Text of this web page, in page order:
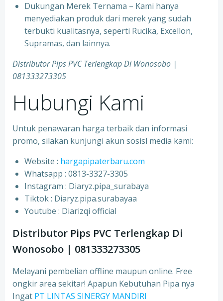
Dukungan Merek Ternama – Kami hanya
menyediakan produk dari merek yang sudah
terbukti kualitasnya, seperti Rucika, Excellon,
Supramas, dan lainnya.
Distributor Pips PVC Terlengkap Di Wonosobo |
081333273305
Hubungi Kami
Untuk penawaran harga terbaik dan informasi
promo, silakan kunjungi akun sosisl media kami:
Website : hargapipaterbaru.com
Whatsapp : 0813-3327-3305
⁠Instagram : Diaryz.pipa_surabaya
⁠Tiktok : Diaryz.pipa.surabayaa
⁠Youtube : Diarizqi official
Distributor Pips PVC Terlengkap Di
Wonosobo | 081333273305
Melayani pembelian offline maupun online. Free
ongkir area sekitar! Apapun Kebutuhan Pipa nya
Ingat PT LINTAS SINERGY MANDIRI